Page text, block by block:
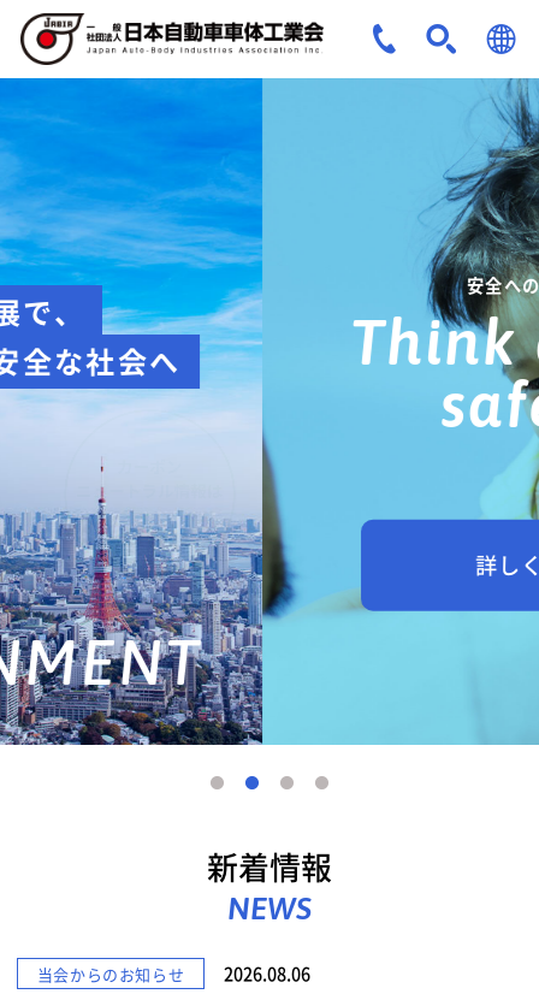
JPN
ENG
安全への取組み
Think about
safety
詳しくみる
新着情報
NEWS
当会からのお知らせ 2026.08.06